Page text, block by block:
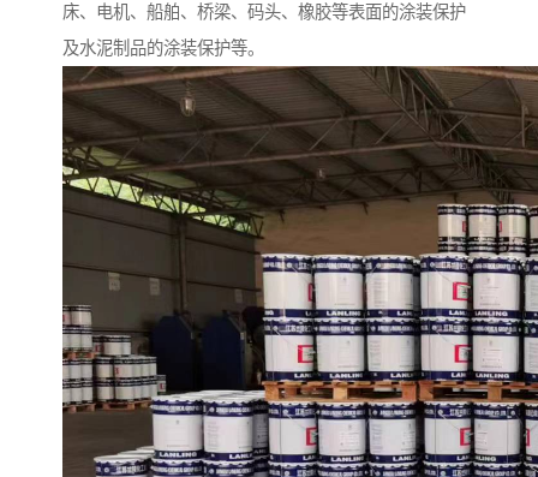
床、电机、船舶、桥梁、码头、橡胶等表面的涂装保护
及水泥制品的涂装保护等。